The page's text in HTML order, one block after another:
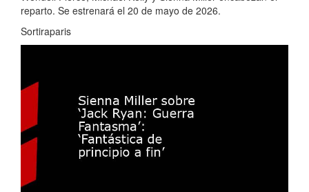
reparto. Se estrenará el 20 de mayo de 2026.
Sortiraparis